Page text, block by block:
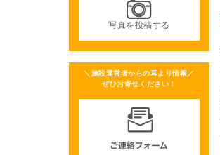
写真を投稿する
＼施設運営者からの耳より情報／
ぜひお寄せください！